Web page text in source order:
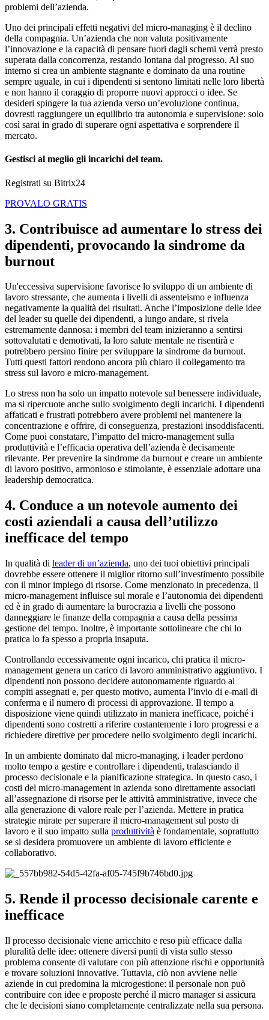
problemi dell’azienda.
Uno dei principali effetti negativi del micro-managing è il declino
della compagnia. Un’azienda che non valuta positivamente
l’innovazione e la capacità di pensare fuori dagli schemi verrà presto
superata dalla concorrenza, restando lontana dal progresso. Al suo
interno si crea un ambiente stagnante e dominato da una routine
sempre uguale, in cui i dipendenti si sentono limitati nelle loro libertà
e non hanno il coraggio di proporre nuovi approcci o idee. Se
desideri spingere la tua azienda verso un’evoluzione continua,
dovresti raggiungere un equilibrio tra autonomia e supervisione: solo
così sarai in grado di superare ogni aspettativa e sorprendere il
mercato.
Gestisci al meglio gli incarichi del team.
Registrati su Bitrix24
PROVALO GRATIS
3. Contribuisce ad aumentare lo stress dei
dipendenti, provocando la sindrome da
burnout
Un'eccessiva supervisione favorisce lo sviluppo di un ambiente di
lavoro stressante, che aumenta i livelli di assenteismo e influenza
negativamente la qualità dei risultati. Anche l’imposizione delle idee
del leader su quelle dei dipendenti, a lungo andare, si rivela
estremamente dannosa: i membri del team inizieranno a sentirsi
sottovalutati e demotivati, la loro salute mentale ne risentirà e
potrebbero persino finire per sviluppare la sindrome da burnout.
Tutti questi fattori rendono ancora più chiaro il collegamento tra
stress sul lavoro e micro-management.
Lo stress non ha solo un impatto notevole sul benessere individuale,
ma si ripercuote anche sullo svolgimento degli incarichi. I dipendenti
affaticati e frustrati potrebbero avere problemi nel mantenere la
concentrazione e offrire, di conseguenza, prestazioni insoddisfacenti.
Come puoi constatare, l’impatto del micro-management sulla
produttività e l’efficacia operativa dell’azienda è decisamente
rilevante. Per prevenire la sindrome da burnout e creare un ambiente
di lavoro positivo, armonioso e stimolante, è essenziale adottare una
leadership democratica.
4. Conduce a un notevole aumento dei
costi aziendali a causa dell’utilizzo
inefficace del tempo
In qualità di leader di un’azienda, uno dei tuoi obiettivi principali
dovrebbe essere ottenere il miglior ritorno sull’investimento possibile
con il minor impiego di risorse. Come menzionato in precedenza, il
micro-management influisce sul morale e l’autonomia dei dipendenti
ed è in grado di aumentare la burocrazia a livelli che possono
danneggiare le finanze della compagnia a causa della pessima
gestione del tempo. Inoltre, è importante sottolineare che chi lo
pratica lo fa spesso a propria insaputa.
Controllando eccessivamente ogni incarico, chi pratica il micro-
management genera un carico di lavoro amministrativo aggiuntivo. I
dipendenti non possono decidere autonomamente riguardo ai
compiti assegnati e, per questo motivo, aumenta l’invio di e-mail di
conferma e il numero di processi di approvazione. Il tempo a
disposizione viene quindi utilizzato in maniera inefficace, poiché i
dipendenti sono costretti a riferire costantemente i loro progressi e a
richiedere direttive per procedere nello svolgimento degli incarichi.
In un ambiente dominato dal micro-managing, i leader perdono
molto tempo a gestire e controllare i dipendenti, tralasciando il
processo decisionale e la pianificazione strategica. In questo caso, i
costi del micro-management in azienda sono direttamente associati
all’assegnazione di risorse per le attività amministrative, invece che
alla generazione di valore reale per l’azienda. Mettere in pratica
strategie mirate per superare il micro-management sul posto di
lavoro e il suo impatto sulla produttività è fondamentale, soprattutto
se si desidera promuovere un ambiente di lavoro efficiente e
collaborativo.
5. Rende il processo decisionale carente e
inefficace
Il processo decisionale viene arricchito e reso più efficace dalla
pluralità delle idee: ottenere diversi punti di vista sullo stesso
problema consente di valutare con più attenzione rischi e opportunità
e trovare soluzioni innovative. Tuttavia, ciò non avviene nelle
aziende in cui predomina la microgestione: il personale non può
contribuire con idee e proposte perché il micro manager si assicura
che le decisioni siano completamente centralizzate nella sua persona.